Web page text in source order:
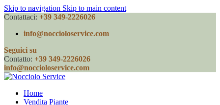
Skip to navigation Skip to main content
Contattaci: +39 349-2226026
info@noccioloservice.com
Seguici su
Contatto: +39 349-2226026
info@noccioloservice.com
Home
Vendita Piante